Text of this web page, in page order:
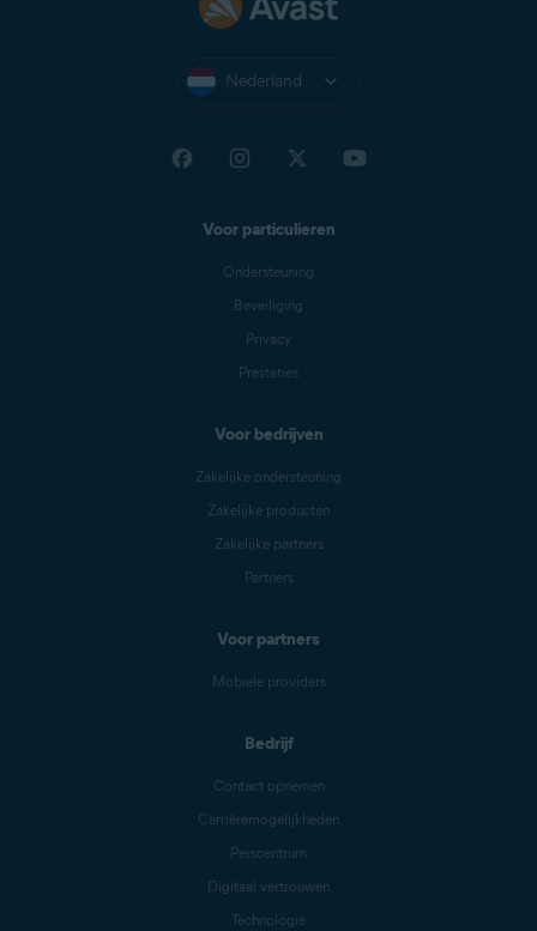
Nederland
Voor particulieren
Ondersteuning
Beveiliging
Privacy
Prestaties
Voor bedrijven
Zakelijke ondersteuning
Zakelijke producten
Zakelijke partners
Partners
Voor partners
Mobiele providers
Bedrijf
Contact opnemen
Carrièremogelijkheden
Perscentrum
Digitaal vertrouwen
Technologie